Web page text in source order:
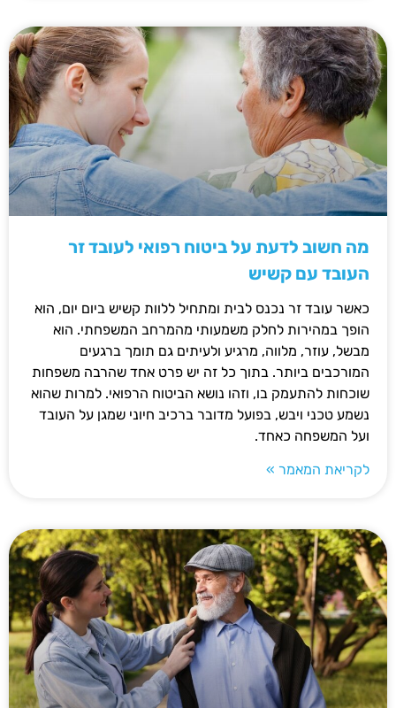
מה חשוב לדעת על ביטוח רפואי לעובד זר
העובד עם קשיש
כאשר עובד זר נכנס לבית ומתחיל ללוות קשיש ביום יום, הוא
הופך במהירות לחלק משמעותי מהמרחב המשפחתי. הוא
מבשל, עוזר, מלווה, מרגיע ולעיתים גם תומך ברגעים
המורכבים ביותר. בתוך כל זה יש פרט אחד שהרבה משפחות
שוכחות להתעמק בו, וזהו נושא הביטוח הרפואי. למרות שהוא
נשמע טכני ויבש, בפועל מדובר ברכיב חיוני שמגן על העובד
ועל המשפחה כאחד.
לקריאת המאמר »